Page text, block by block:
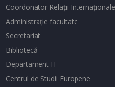
Coordonator Relaţii Internaţionale
Administraţie facultate
Secretariat
Bibliotecă
Departament IT
Centrul de Studii Europene